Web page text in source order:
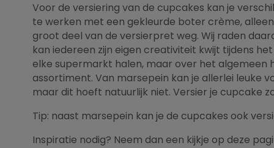
Voor de versiering van de cupcakes kan je
te werken met een gekleurde boter crème,
groot deel van de versierpret weg. Wij raden
kan iedereen zijn eigen creativiteit kwijt tijdens
elke supermarkt halen, maar over het
assortiment. Van marsepein kan je allerlei leuke
maar dit hoeft natuurlijk niet. Versier je cupcake
Tip: naast marsepein kan je de cupcakes ook
Inspiratie nodig? Neem dan een kijkje op deze